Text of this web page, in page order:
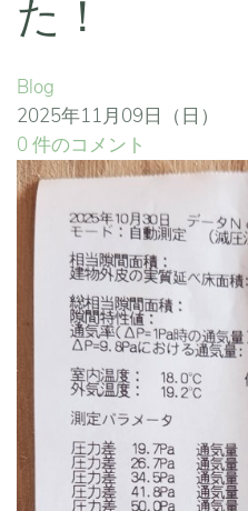
た！
Blog
2025年11月09日（日）
0 件のコメント